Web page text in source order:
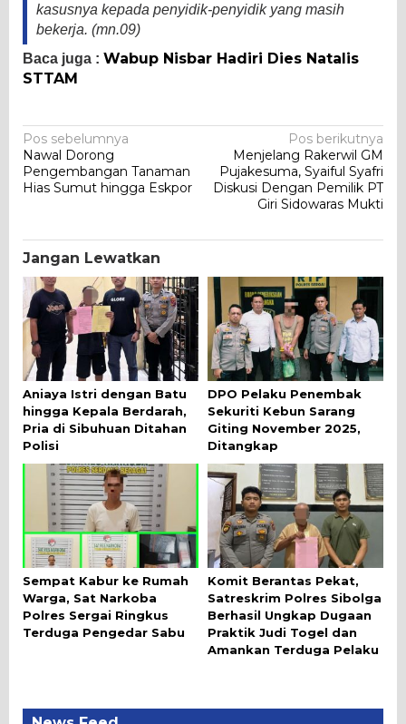
kasusnya kepada penyidik-penyidik yang masih
bekerja. (mn.09)
Baca juga : Wabup Nisbar Hadiri Dies Natalis
STTAM
Navigasi
pos
Pos sebelumnya
Nawal Dorong
Pengembangan Tanaman
Hias Sumut hingga Eskpor
Pos berikutnya
Menjelang Rakerwil GM
Pujakesuma, Syaiful Syafri
Diskusi Dengan Pemilik PT
Giri Sidowaras Mukti
Jangan Lewatkan
Aniaya Istri dengan Batu
hingga Kepala Berdarah,
Pria di Sibuhuan Ditahan
Polisi
DPO Pelaku Penembak
Sekuriti Kebun Sarang
Giting November 2025,
Ditangkap
Sempat Kabur ke Rumah
Warga, Sat Narkoba
Polres Sergai Ringkus
Terduga Pengedar Sabu
Komit Berantas Pekat,
Satreskrim Polres Sibolga
Berhasil Ungkap Dugaan
Praktik Judi Togel dan
Amankan Terduga Pelaku